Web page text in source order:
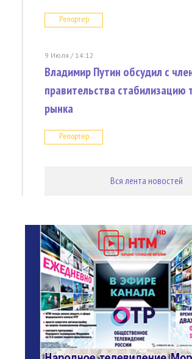
Репортер
9 Июля / 14:12
Владимир Путин обсудил с
правительства стабилизацию
рынка
Репортер
Вся лента новостей